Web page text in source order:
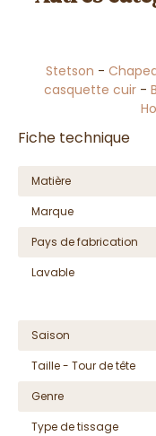
Stetson -
casquette cuir -
Fiche technique
Matière
Marque
Pays de fabrication
Lavable
Saison
Taille - Tour de tête
Genre
Type de tissage